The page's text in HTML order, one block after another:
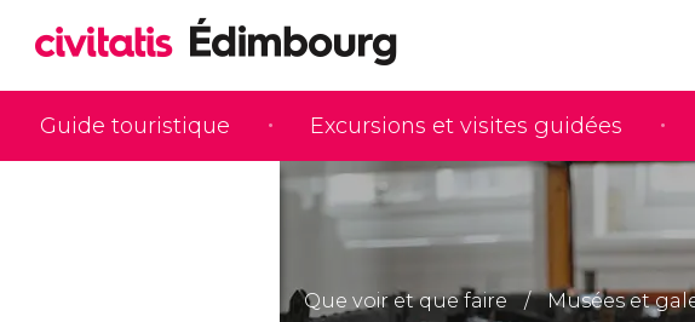
Guide touristique Excursions et visites guidées
Que voir et que faire Musées et